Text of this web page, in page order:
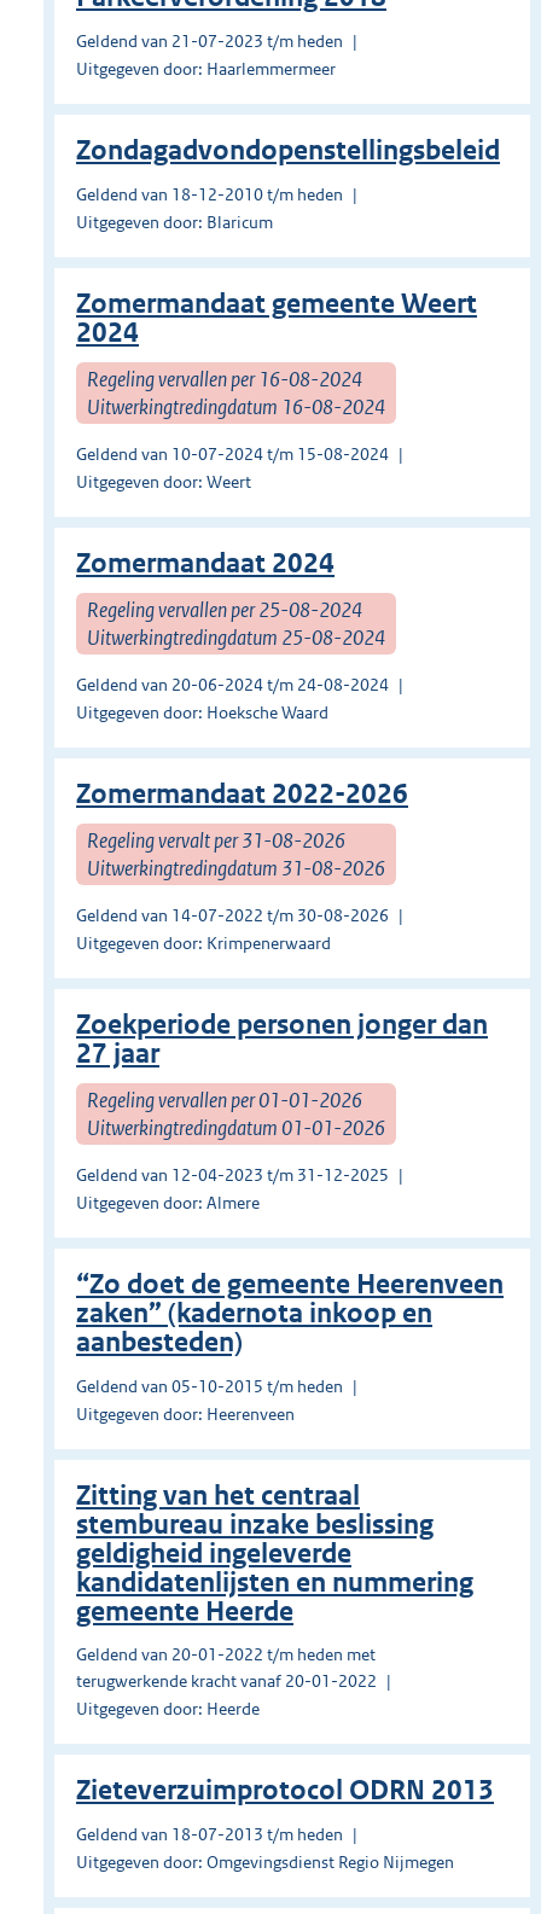
Geldend van 21-07-2023 t/m heden
Uitgegeven door: Haarlemmermeer
Zondagadvondopenstellingsbeleid
Geldend van 18-12-2010 t/m heden
Uitgegeven door: Blaricum
Zomermandaat gemeente Weert
2024
Regeling vervallen per 16-08-2024
Uitwerkingtredingdatum 16-08-2024
Geldend van 10-07-2024 t/m 15-08-2024
Uitgegeven door: Weert
Zomermandaat 2024
Regeling vervallen per 25-08-2024
Uitwerkingtredingdatum 25-08-2024
Geldend van 20-06-2024 t/m 24-08-2024
Uitgegeven door: Hoeksche Waard
Zomermandaat 2022-2026
Regeling vervalt per 31-08-2026
Uitwerkingtredingdatum 31-08-2026
Geldend van 14-07-2022 t/m 30-08-2026
Uitgegeven door: Krimpenerwaard
Zoekperiode personen jonger dan
27 jaar
Regeling vervallen per 01-01-2026
Uitwerkingtredingdatum 01-01-2026
Geldend van 12-04-2023 t/m 31-12-2025
Uitgegeven door: Almere
“Zo doet de gemeente Heerenveen
zaken” (kadernota inkoop en
aanbesteden)
Geldend van 05-10-2015 t/m heden
Uitgegeven door: Heerenveen
Zitting van het centraal
stembureau inzake beslissing
geldigheid ingeleverde
kandidatenlijsten en nummering
gemeente Heerde
Geldend van 20-01-2022 t/m heden met
terugwerkende kracht vanaf 20-01-2022
Uitgegeven door: Heerde
Zieteverzuimprotocol ODRN 2013
Geldend van 18-07-2013 t/m heden
Uitgegeven door: Omgevingsdienst Regio Nijmegen